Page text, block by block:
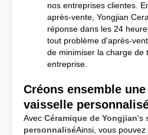
nos entreprises clientes.
après-vente, Yongjian
réponse dans les 24
tout problème d'après-
de minimiser la charge de
entreprise.
Créons ensemble
vaisselle
Avec Céramique de Yongjian's
personnaliséAinsi, vous